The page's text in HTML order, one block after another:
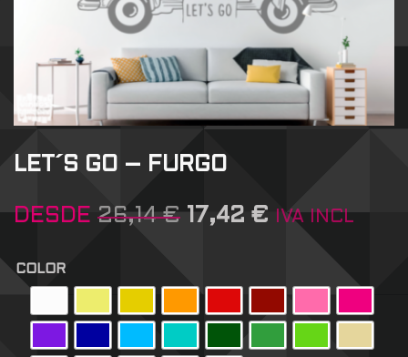
LET´S GO – FURGO
DESDE 26,14€ 17,42 € IVA INCL
COLOR